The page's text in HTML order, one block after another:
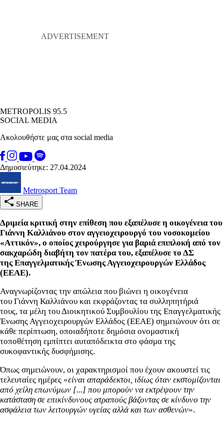
METROPOLIS 95.5
SOCIAL MEDIA
Ακολουθήστε μας στα social media
Δημοσιεύτηκε: 27.04.2024
Metrosport Team
SHARE
Δριμεία κριτική στην επίθεση που εξαπέλυσε η οικογένεια του
Γιάννη Καλλιάνου στον αγγειοχειρουργό του νοσοκομείου
«Αττικόν», ο οποίος χειρούργησε για βαριά επιπλοκή από τον
σακχαρώδη διαβήτη τον πατέρα του, εξαπέλυσε το ΔΣ
τηςΕπαγγελματικής Ένωσης Αγγειοχειρουργών Ελλάδος
(ΕΕΑΕ).
Αναγνωρίζοντας την απώλεια που βιώνει η οικογένεια
του Γιάννη Καλλιάνου και εκφράζοντας τα συλληπητήριά
τους, τα μέλη του Διοικητικού Συμβουλίου της Επαγγελματικής
Ένωσης Αγγειοχειρουργών Ελλάδος (ΕΕΑΕ) σημειώνουν ότι σε
κάθε περίπτωση, οποιαδήποτε δημόσια ονομαστική
τοποθέτηση εμπίπτει αυταπόδεικτα στο φάσμα της
συκοφαντικής δυσφήμισης.
Όπως σημειώνουν, οι χαρακτηρισμοί που έχουν ακουστεί τις
τελευταίες ημέρες «είναι απαράδεκτοι, ιδίως όταν εκστομίζονται
από χείλη επωνύμων [...] που μπορούν να εκτρέψουν την
κατάσταση σε επικίνδυνους ατραπούς βάζοντας σε κίνδυνο την
ασφάλεια των λειτουργών υγείας αλλά και των ασθενών».